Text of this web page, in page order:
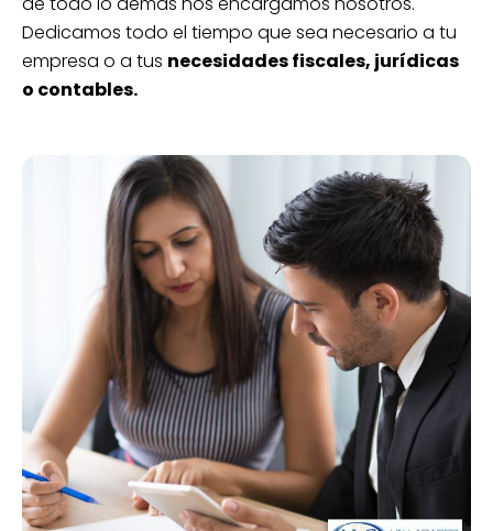
Dedicamos todo el tiempo que sea necesario a tu
empresa o a tus necesidades fiscales, jurídicas
o contables.